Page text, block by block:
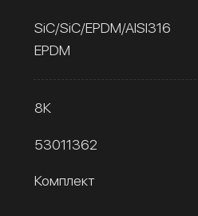
SiC/SiC/EPDM/AISI316
EPDM
8К
53011362
Комплект